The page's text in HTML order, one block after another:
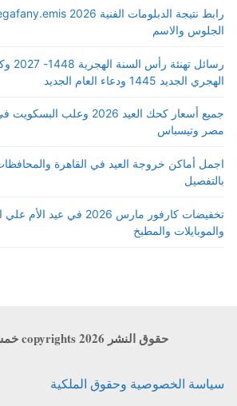
الجلوس والاسم
الهجري الجديد 1445 ودعاء العام الجديد
جميع أسعار كحك العيد 2026
مصر وتيسباس
بالتفصيل
تخفيضات كارفور مارس 2026 في
والموبايلات والمطبخ
حقوق النشر copyrights 2026 خمس خطوات
سياسة الخصوصية وحقوق الملكية